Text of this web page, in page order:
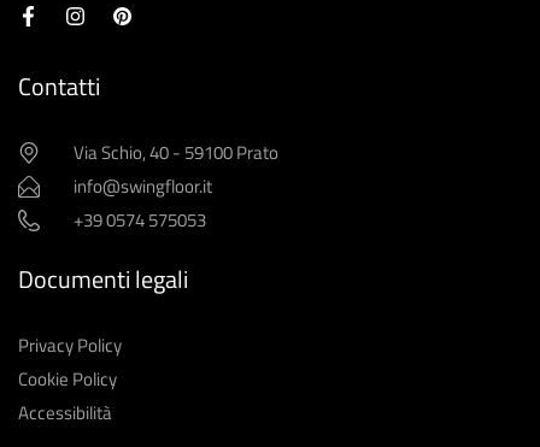
Contatti
Via Schio, 40 - 59100 Prato
info@swingfloor.it
+39 0574 575053
Documenti legali
Privacy Policy
Cookie Policy
Accessibilità